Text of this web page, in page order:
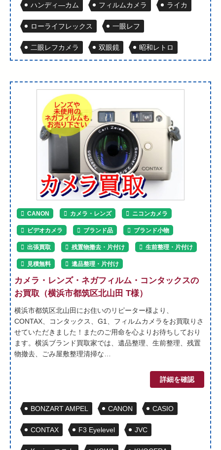
ハンディ―カム フィルムカメラ ライカ
ローライフレックス 一眼レフ
二眼レフカメラ 双眼鏡 昭和レトロ
CANON カメラ・レンズ ニコンカメラ
ビデオカメラ ブランド品 ブランド小物
出張買取 残置物撤去・片付け 生前整理・片付け
見積無料 遺品整理・片付け
カメラ・レンズ・ネガフィルム・コンタックスの
お買取（横浜市都筑区北山田 T様）
横浜市都筑区北山田にお住いのリピーター様より、
CONTAX、コンタックス、G1、フィルムカメラをお買取りさ
せていただきました！またのご用命を心よりお待ちしており
ます。横浜ブランド買取家では、遺品整理、生前整理、残置
物撤去、ごみ屋敷整理清掃な…
詳細を確認
BONZART AMPEL CANON CASIO
CONTAX F3 Eyelevel JVC